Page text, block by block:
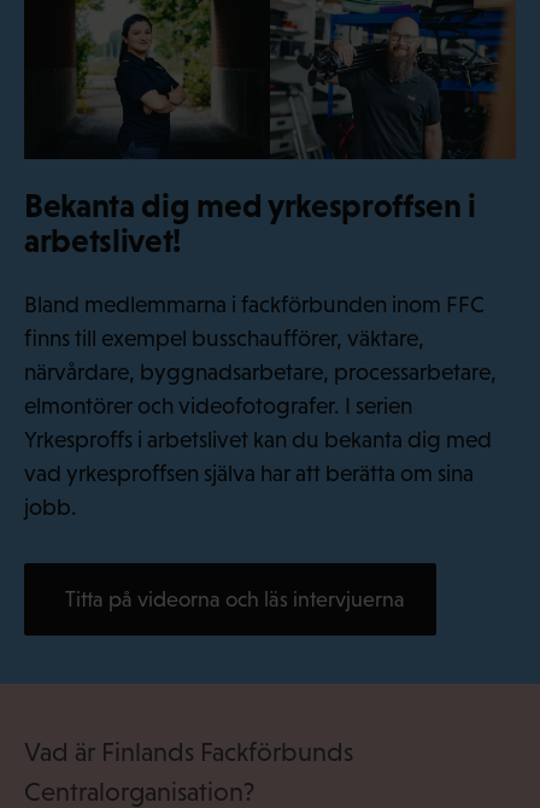
Bekanta dig med yrkesproffsen i
arbetslivet!
Bland medlemmarna i fackförbunden inom FFC
finns till exempel busschaufförer, väktare,
närvårdare, byggnadsarbetare, processarbetare,
elmontörer och videofotografer. I serien
Yrkesproffs i arbetslivet kan du bekanta dig med
vad yrkesproffsen själva har att berätta om sina
jobb.
Titta på videorna och läs intervjuerna
Vad är Finlands Fackförbunds
Centralorganisation?